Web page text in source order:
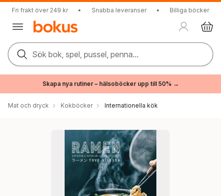
Fri frakt över 249 kr • Snabba leveranser • Billiga böcker
Sök bok, spel, pussel, penna...
Skapa nya rutiner – hälsoböcker upp till 50% →
Mat och dryck Kokböcker Internationella kök